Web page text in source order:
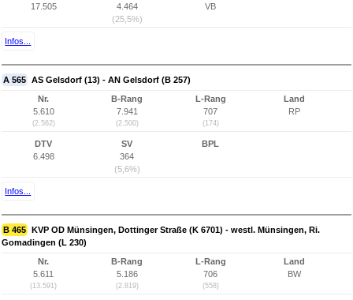
17.505
4.464
(25,5%)
VB
Infos...
A 565 AS Gelsdorf (13) - AN Gelsdorf (B 257)
Nr.
5.610
(2.562)
B-Rang
7.941
(2.500)
L-Rang
707
(174)
Land
RP
DTV
6.498
SV
364
(5,6%)
BPL
Infos...
B 465 KVP OD Münsingen, Dottinger Straße (K 6701) - westl. Münsingen, Ri.
Gomadingen (L 230)
Nr.
5.611
(13.591)
B-Rang
5.186
(2.819)
L-Rang
706
(558)
Land
BW